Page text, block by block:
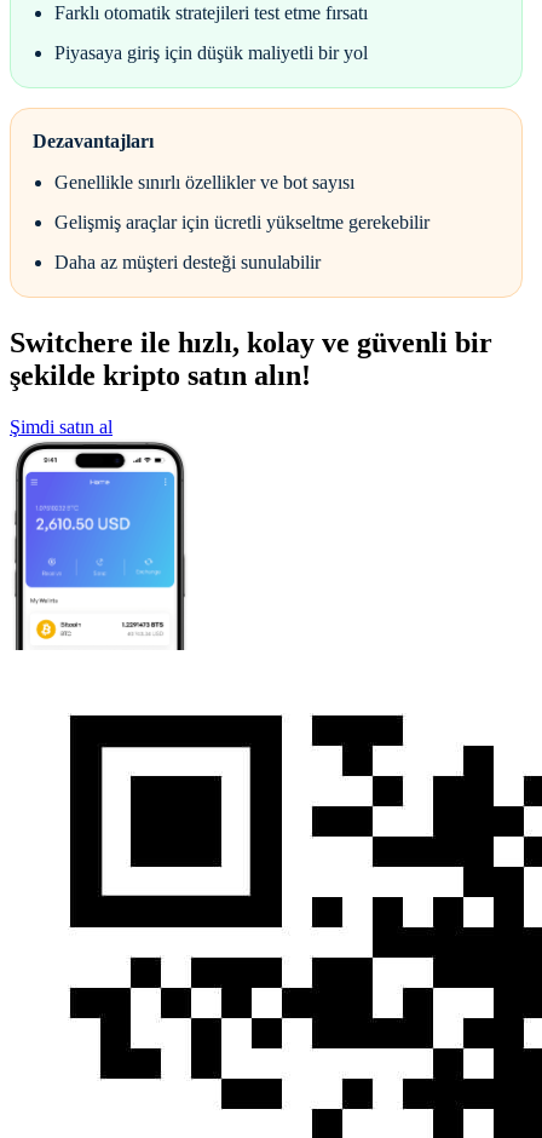
Farklı otomatik stratejileri test etme fırsatı
Piyasaya giriş için düşük maliyetli bir yol
Dezavantajları
Genellikle sınırlı özellikler ve bot sayısı
Gelişmiş araçlar için ücretli yükseltme gerekebilir
Daha az müşteri desteği sunulabilir
Switchere ile hızlı, kolay ve güvenli bir
şekilde kripto satın alın!
Şimdi satın al